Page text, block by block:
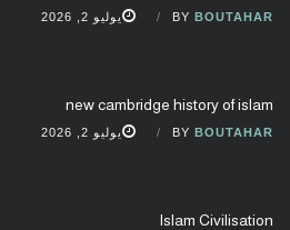
BY BOUTAHAR يوليو 2, 2026
new cambridge history of islam
BY BOUTAHAR يوليو 2, 2026
Islam Civilisation